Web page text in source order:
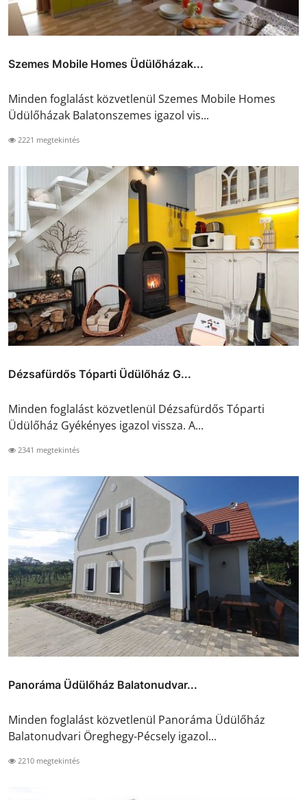
Szemes Mobile Homes Üdülőházak...
Minden foglalást közvetlenül Szemes Mobile Homes
Üdülőházak Balatonszemes igazol vis...
2221 megtekintés
Dézsafürdős Tóparti Üdülőház G...
Minden foglalást közvetlenül Dézsafürdős Tóparti
Üdülőház Gyékényes igazol vissza. A...
2341 megtekintés
Panoráma Üdülőház Balatonudvar...
Minden foglalást közvetlenül Panoráma Üdülőház
Balatonudvari Öreghegy-Pécsely igazol...
2210 megtekintés